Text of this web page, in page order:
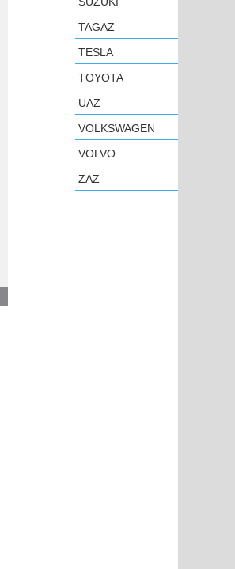
TAGAZ
TESLA
TOYOTA
UAZ
VOLKSWAGEN
VOLVO
ZAZ